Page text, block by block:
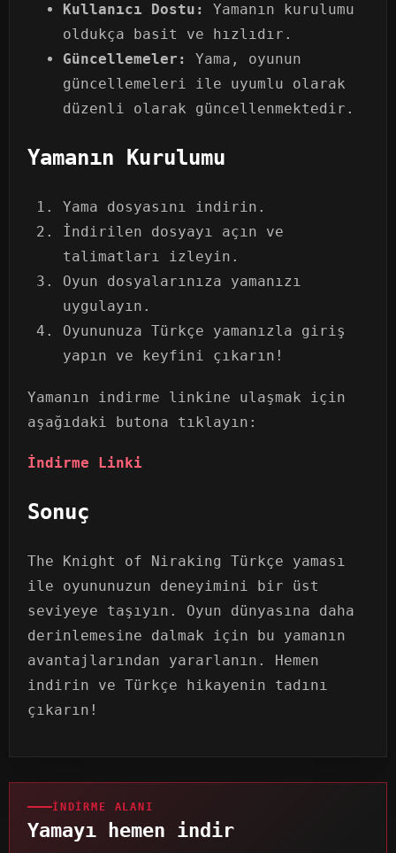
Kullanıcı Dostu:
Yamanın kurulumu
oldukça basit ve hızlıdır.
Güncellemeler:
Yama, oyunun
güncellemeleri ile uyumlu olarak
düzenli olarak güncellenmektedir.
Yamanın Kurulumu
Yama dosyasını indirin.
İndirilen dosyayı açın ve
talimatları izleyin.
Oyun dosyalarınıza yamanızı
uygulayın.
Oyununuza Türkçe yamanızla giriş
yapın ve keyfini çıkarın!
Yamanın indirme linkine ulaşmak için
aşağıdaki butona tıklayın:
İndirme Linki
Sonuç
The Knight of Niraking Türkçe yaması
ile oyununuzun deneyimini bir üst
seviyeye taşıyın. Oyun dünyasına daha
derinlemesine dalmak için bu yamanın
avantajlarından yararlanın. Hemen
indirin ve Türkçe hikayenin tadını
çıkarın!
İNDIRME ALANI
Yamayı hemen indir